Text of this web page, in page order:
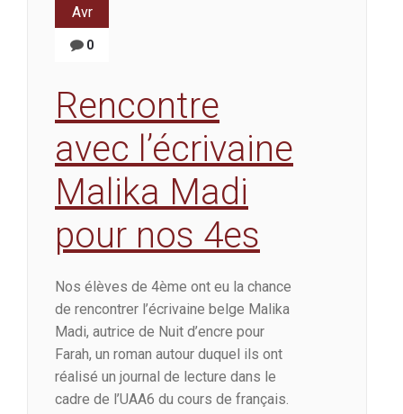
Avr
0
Rencontre
avec l’écrivaine
Malika Madi
pour nos 4es
Nos élèves de 4ème ont eu la chance
de rencontrer l’écrivaine belge Malika
Madi, autrice de Nuit d’encre pour
Farah, un roman autour duquel ils ont
réalisé un journal de lecture dans le
cadre de l’UAA6 du cours de français.